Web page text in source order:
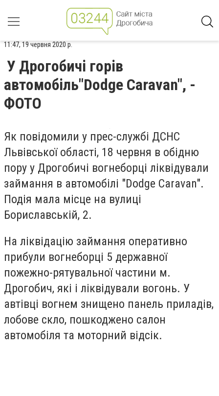
11:47, 19 червня 2020 р.
У Дрогобичі горів
автомобіль"Dodge Caravan", -
ФОТО
Як повідомили у прес-службі ДСНС
Львівської області, 18 червня в обідню
пору у Дрогобичі вогнеборці ліквідували
займання в автомобілі "Dodge Caravan".
Подія мала місце на вулиці
Бориславській, 2.
На ліквідацію займання оперативно
прибули вогнеборці 5 державної
пожежно-рятувальної частини м.
Дрогобич, які і ліквідували вогонь. У
автівці вогнем знищено панель приладів,
лобове скло, пошкоджено салон
автомобіля та моторний відсік.